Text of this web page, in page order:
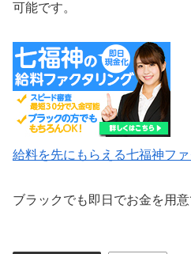
可能です。
給料を先にもらえる七福神フ
ブラックでも即日でお金を用意